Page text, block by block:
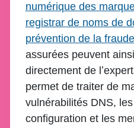
numérique des
registrar de noms de
prévention de la fraude
assurées peuvent
directement de
permet de traiter de
vulnérabilités DNS,
configuration et les